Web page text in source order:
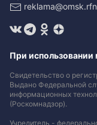
При использовании
Свидетельство о
Выдано Федеральной
информационных
(Роскомнадзор).
Учредитель -